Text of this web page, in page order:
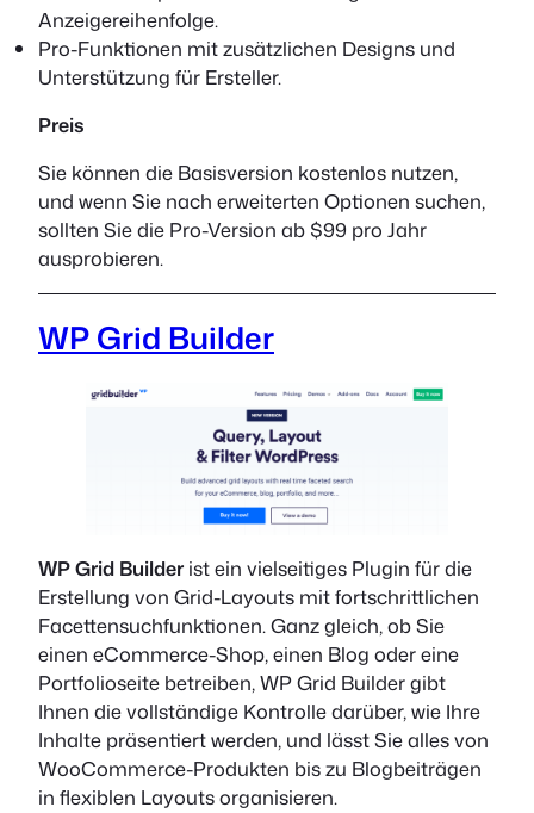
Anzeigereihenfolge.
Pro-Funktionen mit zusätzlichen Designs und
Unterstützung für Ersteller.
Preis
Sie können die Basisversion kostenlos nutzen,
und wenn Sie nach erweiterten Optionen suchen,
sollten Sie die Pro-Version ab $99 pro Jahr
ausprobieren.
WP Grid Builder
WP Grid Builder ist ein vielseitiges Plugin für die
Erstellung von Grid-Layouts mit fortschrittlichen
Facettensuchfunktionen. Ganz gleich, ob Sie
einen eCommerce-Shop, einen Blog oder eine
Portfolioseite betreiben, WP Grid Builder gibt
Ihnen die vollständige Kontrolle darüber, wie Ihre
Inhalte präsentiert werden, und lässt Sie alles von
WooCommerce-Produkten bis zu Blogbeiträgen
in flexiblen Layouts organisieren.